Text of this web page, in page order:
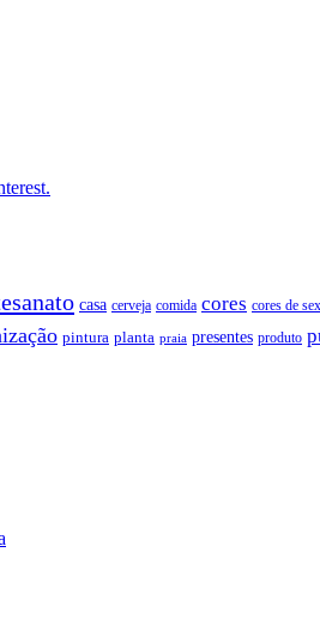
casa cerveja comida cores cores de
pintura planta praia presentes produto